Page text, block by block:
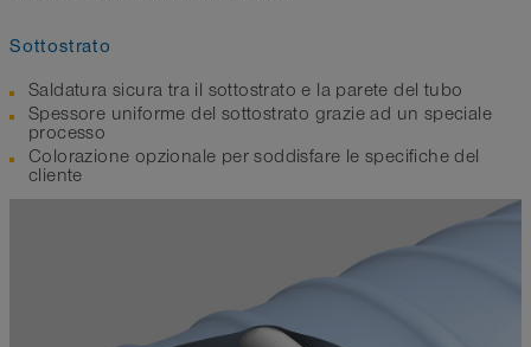
Sottostrato
Saldatura sicura tra il sottostrato e la parete del tubo
Spessore uniforme del sottostrato grazie ad un speciale
processo
Colorazione opzionale per soddisfare le specifiche del
cliente